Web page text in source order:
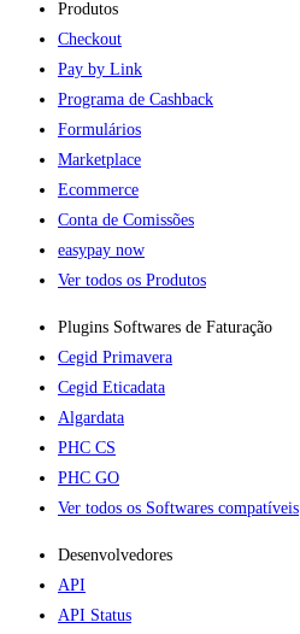
Produtos
Checkout
Pay by Link
Programa de Cashback
Formulários
Marketplace
Ecommerce
Conta de Comissões
easypay now
Ver todos os Produtos
Plugins Softwares de Faturação​
Cegid Primavera
Cegid Eticadata
Algardata
PHC CS
PHC GO
Ver todos os Softwares compatíveis
Desenvolvedores
API
API Status